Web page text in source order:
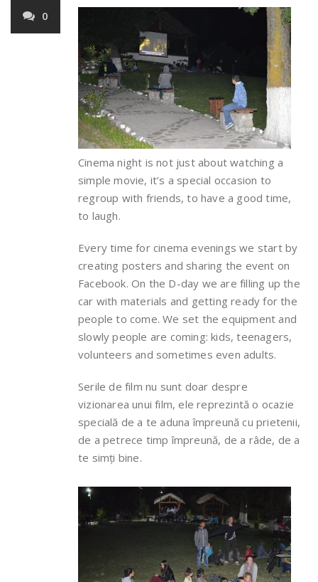
0
Cinema night is not just about watching a
simple movie, it’s a special occasion to
regroup with friends, to have a good time,
to laugh.
Every time for cinema evenings we start by
creating posters and sharing the event on
Facebook. On the D-day we are filling up the
car with materials and getting ready for the
people to come. We set the equipment and
slowly people are coming: kids, teenagers,
volunteers and sometimes even adults.
Serile de film nu sunt doar despre
vizionarea unui film, ele reprezintă o ocazie
specială de a te aduna împreună cu prietenii,
de a petrece timp împreună, de a râde, de a
te simți bine.